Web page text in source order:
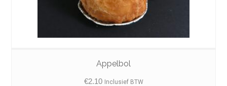
Appelbol
€2.10 Inclusief BTW